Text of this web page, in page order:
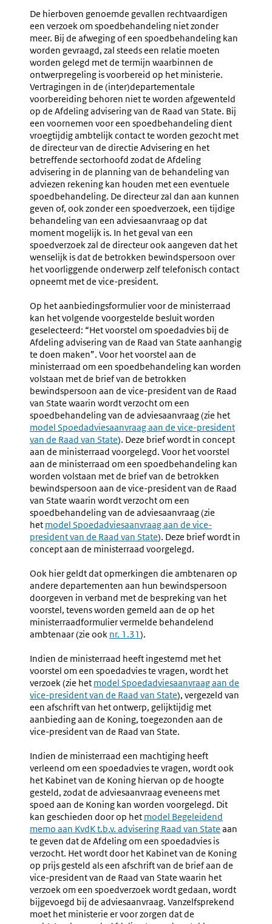
De hierboven genoemde gevallen rechtvaardigen
een verzoek om spoedbehandeling niet zonder
meer. Bij de afweging of een spoedbehandeling kan
worden gevraagd, zal steeds een relatie moeten
worden gelegd met de termijn waarbinnen de
ontwerpregeling is voorbereid op het ministerie.
Vertragingen in de (inter)departementale
voorbereiding behoren niet te worden afgewenteld
op de Afdeling advisering van de Raad van State. Bij
een voornemen voor een spoedbehandeling dient
vroegtijdig ambtelijk contact te worden gezocht met
de directeur van de directie Advisering en het
betreffende sectorhoofd zodat de Afdeling
advisering in de planning van de behandeling van
adviezen rekening kan houden met een eventuele
spoedbehandeling. De directeur zal dan aan kunnen
geven of, ook zonder een spoedverzoek, een tijdige
behandeling van een adviesaanvraag op dat
moment mogelijk is. In het geval van een
spoedverzoek zal de directeur ook aangeven dat het
wenselijk is dat de betrokken bewindspersoon over
het voorliggende onderwerp zelf telefonisch contact
opneemt met de vice-president.
Op het aanbiedingsformulier voor de ministerraad
kan het volgende voorgestelde besluit worden
geselecteerd: “Het voorstel om spoedadvies bij de
Afdeling advisering van de Raad van State aanhangig
te doen maken”. Voor het voorstel aan de
ministerraad om een spoedbehandeling kan worden
volstaan met de brief van de betrokken
bewindspersoon aan de vice-president van de Raad
van State waarin wordt verzocht om een
spoedbehandeling van de adviesaanvraag (zie het
model Spoedadviesaanvraag aan de vice-president
van de Raad van State). Deze brief wordt in concept
aan de ministerraad voorgelegd. Voor het voorstel
aan de ministerraad om een spoedbehandeling kan
worden volstaan met de brief van de betrokken
bewindspersoon aan de vice-president van de Raad
van State waarin wordt verzocht om een
spoedbehandeling van de adviesaanvraag (zie
het model Spoedadviesaanvraag aan de vice-
president van de Raad van State). Deze brief wordt in
concept aan de ministerraad voorgelegd.
Ook hier geldt dat opmerkingen die ambtenaren op
andere departementen aan hun bewindspersoon
doorgeven in verband met de bespreking van het
voorstel, tevens worden gemeld aan de op het
ministerraadformulier vermelde behandelend
ambtenaar (zie ook nr. 1.31).
Indien de ministerraad heeft ingestemd met het
voorstel om een spoedadvies te vragen, wordt het
verzoek (zie het model Spoedadviesaanvraag aan de
vice-president van de Raad van State), vergezeld van
een afschrift van het ontwerp, gelijktijdig met
aanbieding aan de Koning, toegezonden aan de
vice-president van de Raad van State.
Indien de ministerraad een machtiging heeft
verleend om een spoedadvies te vragen, wordt ook
het Kabinet van de Koning hiervan op de hoogte
gesteld, zodat de adviesaanvraag eveneens met
spoed aan de Koning kan worden voorgelegd. Dit
kan geschieden door op het model Begeleidend
memo aan KvdK t.b.v. advisering Raad van State aan
te geven dat de Afdeling om een spoedadvies is
verzocht. Het wordt door het Kabinet van de Koning
op prijs gesteld als een afschrift van de brief aan de
vice-president van de Raad van State waarin het
verzoek om een spoedverzoek wordt gedaan, wordt
bijgevoegd bij de adviesaanvraag. Vanzelfsprekend
moet het ministerie er voor zorgen dat de